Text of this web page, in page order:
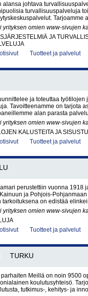
alansa johtava
turvallisuuspalveluja
Tarjoamme
yrityksen omien www-sivujen
JA
Tuotteet ja palvelut
ja toteuttaa työtilojen
Tavoitteenamme on tarjota
alan parasta
yrityksen omien www-sivujen
KALUSTEITA JA
Tuotteet ja palvelut
perustettiin vuonna 1918
ja Pohjois-
tarkoituksena on edistää
yrityksen omien www-sivujen
Tuotteet ja palvelut
TURKU
parhaiten Meillä on noin 9500
koulutusyhteisö.
tutkimus-, kehitys- ja